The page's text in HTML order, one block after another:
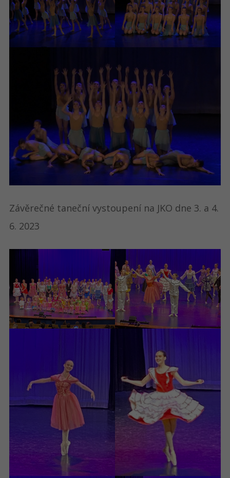
Závěrečné taneční vystoupení na JKO dne 3. a 4.
6. 2023